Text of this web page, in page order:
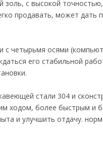
золь, с высокой
продавать, может дать
с четырьмя осями
его стабильной
стали 304 и
ходом, более быстрым и
и улучшить отдачу.